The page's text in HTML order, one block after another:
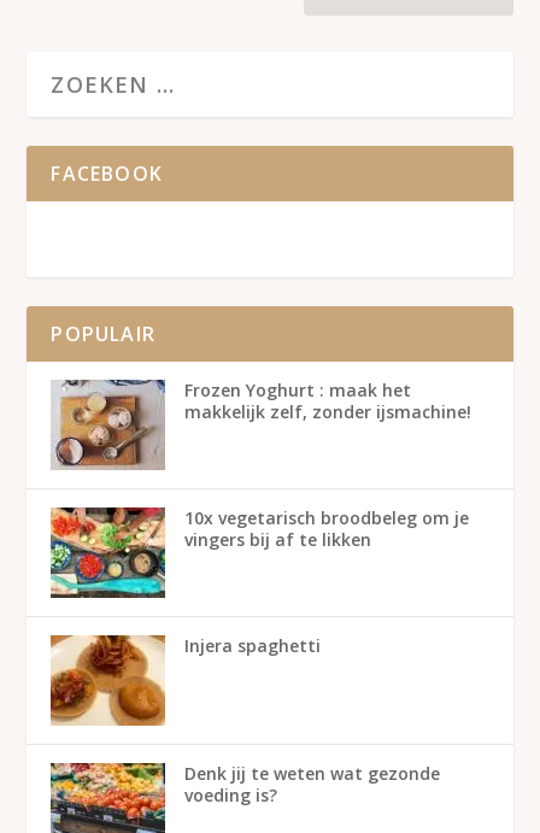
FACEBOOK
POPULAIR
Frozen Yoghurt : maak het
makkelijk zelf, zonder ijsmachine!
10x vegetarisch broodbeleg om je
vingers bij af te likken
Injera spaghetti
Denk jij te weten wat gezonde
voeding is?